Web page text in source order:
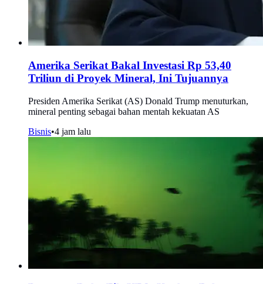
Amerika Serikat Bakal Investasi Rp 53,40
Triliun di Proyek Mineral, Ini Tujuannya
Presiden Amerika Serikat (AS) Donald Trump menuturkan,
mineral penting sebagai bahan mentah kekuatan AS
Bisnis•4 jam lalu